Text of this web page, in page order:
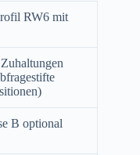
RW6 mit
B optional